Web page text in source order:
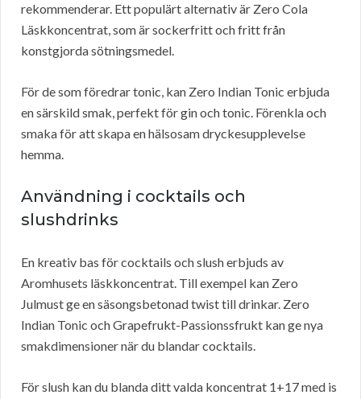
rekommenderar. Ett populärt alternativ är Zero Cola
Läskkoncentrat, som är sockerfritt och fritt från
konstgjorda sötningsmedel.
För de som föredrar tonic, kan Zero Indian Tonic erbjuda
en särskild smak, perfekt för gin och tonic. Förenkla och
smaka för att skapa en hälsosam dryckesupplevelse
hemma.
Användning i cocktails och
slushdrinks
En kreativ bas för cocktails och slush erbjuds av
Aromhusets läskkoncentrat. Till exempel kan Zero
Julmust ge en säsongsbetonad twist till drinkar. Zero
Indian Tonic och Grapefrukt-Passionssfrukt kan ge nya
smakdimensioner när du blandar cocktails.
För slush kan du blanda ditt valda koncentrat 1+17 med is